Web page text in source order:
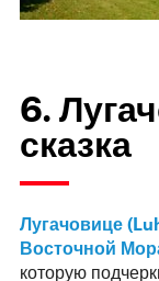
6.
сказка
Лугачовице
Восточной
которую